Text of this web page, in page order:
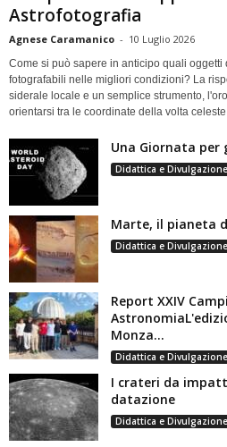
Astrofotografia
Agnese Caramanico - 10 Luglio 2026
Come si può sapere in anticipo quali
fotografabili nelle migliori condizioni? La
siderale locale e un semplice strumento,
orientarsi tra le coordinate della volta celeste
Una Giornata per
Didattica e Divulgazione
Marte, il pianeta
Didattica e Divulgazione
Report XXIV
Monza...
Didattica e Divulgazione
I crateri da
datazione
Didattica e Divulgazione